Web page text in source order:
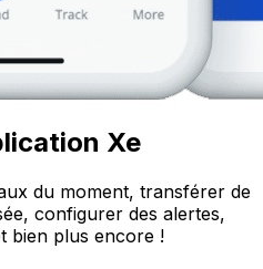
Xe
du moment, transférer de
configurer des alertes,
bien plus encore !